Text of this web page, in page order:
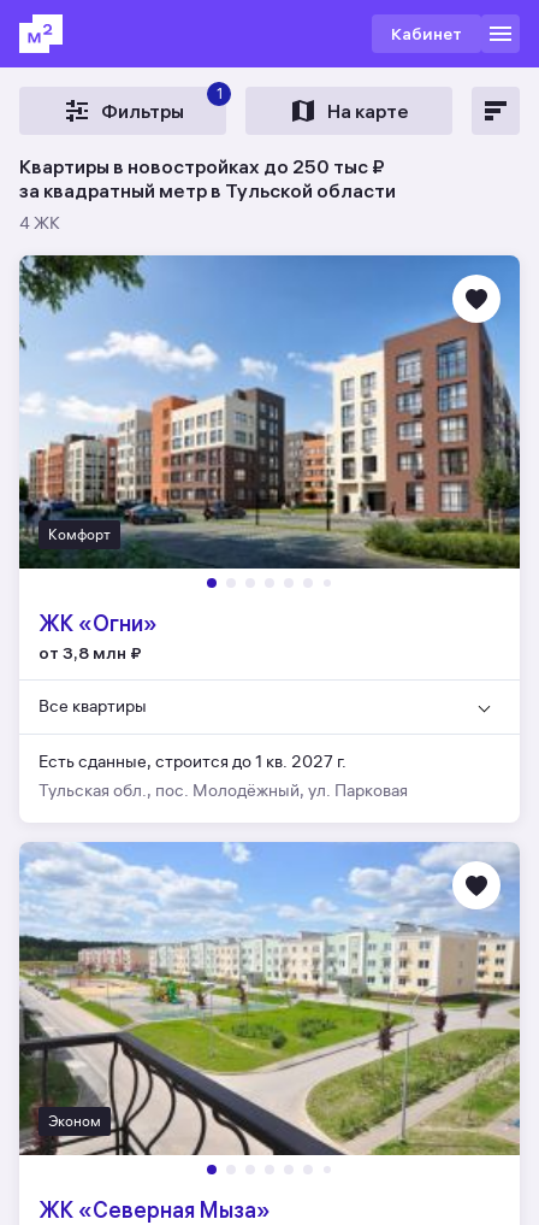
Кабинет
Фильтры
1
На карте
Квартиры в новостройках до 250 тыс ₽
за квадратный метр в Тульской области
4 ЖК
Комфорт
ЖК «Огни»
от 3,8 млн ₽
Все квартиры
Есть сданные, строится до 1 кв. 2027 г.
Тульская обл., пос. Молодёжный, ул. Парковая
Эконом
ЖК «Северная Мыза»